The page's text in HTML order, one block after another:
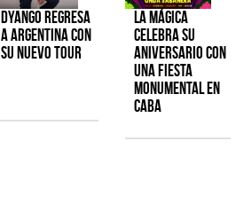
Dyango regresa
a Argentina con
su nuevo tour
La Mágica
celebra su
aniversario con
una fiesta
monumental en
CABA